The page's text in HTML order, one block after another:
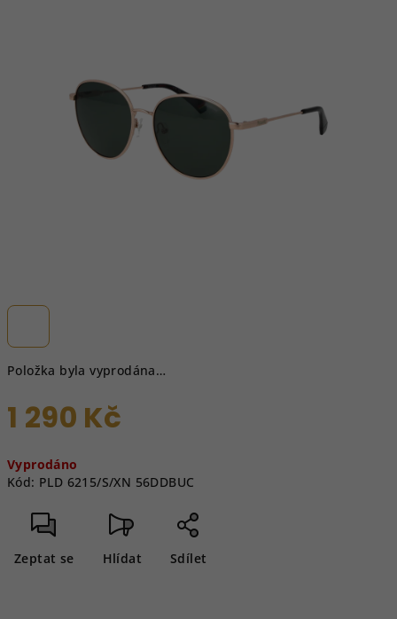
Položka byla vyprodána…
1 290 Kč
cena:
Vyprodáno
Kód: PLD 6215/S/XN 56DDBUC
Zeptat se Hlídat Sdílet